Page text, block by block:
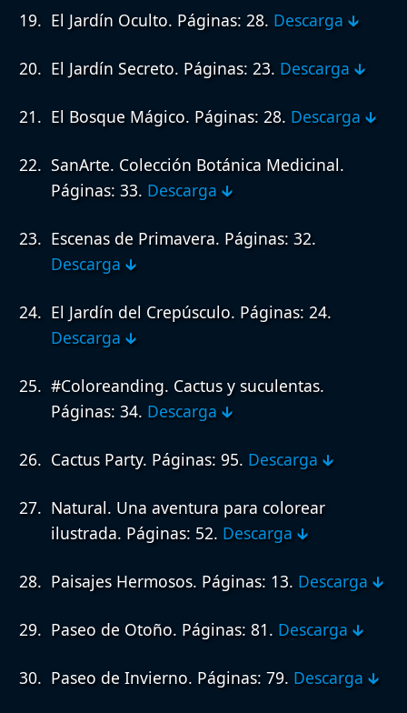
El Jardín Oculto. Páginas: 28. Descarga 🡳
El Jardín Secreto. Páginas: 23. Descarga 🡳
El Bosque Mágico. Páginas: 28. Descarga 🡳
SanArte. Colección Botánica Medicinal.
Páginas: 33. Descarga 🡳
Escenas de Primavera. Páginas: 32.
Descarga 🡳
El Jardín del Crepúsculo. Páginas: 24.
Descarga 🡳
#Coloreanding. Cactus y suculentas.
Páginas: 34. Descarga 🡳
Cactus Party. Páginas: 95. Descarga 🡳
Natural. Una aventura para colorear
ilustrada. Páginas: 52. Descarga 🡳
Paisajes Hermosos. Páginas: 13. Descarga 🡳
Paseo de Otoño. Páginas: 81. Descarga 🡳
Paseo de Invierno. Páginas: 79. Descarga 🡳